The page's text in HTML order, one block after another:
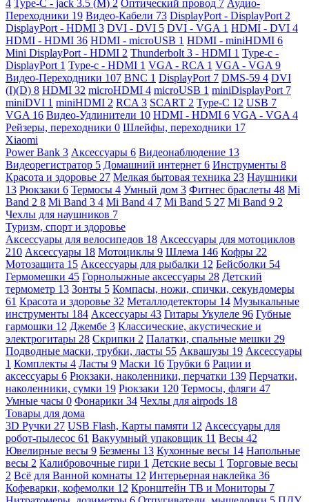
4 Type-C - jack 3.5 (M) 2 Оптический провод 7 Аудио-
Переходники 19 Видео-Кабели 73 DisplayPort - DisplayPort 2
DisplayPort - HDMI 3 DVI - DVI 5 DVI - VGA 1 HDMI - DVI 4
HDMI - HDMI 36 HDMI - microUSB 1 HDMI - miniHDMI 6
Mini DisplayPort - HDMI 2 Thunderbolt 3 - HDMI 1 Type-c -
DisplayPort 1 Type-c - HDMI 1 VGA - RCA 1 VGA - VGA 9
Видео-Переходники 107 BNC 1 DisplayPort 7 DMS-59 4 DVI
(I)(D) 8 HDMI 32 microHDMI 4 microUSB 1 miniDisplayPort 7
miniDVI 1 miniHDMI 2 RCA 3 SCART 2 Type-C 12 USB 7
VGA 16 Видео-Удлинители 10 HDMI - HDMI 6 VGA - VGA 4
Рейзеры, переходники 0 Шлейфы, переходники 17
Xiaomi
Power Bank 3 Аксессуары 6 Видеонаблюдение 13
Видеорегистратор 5 Домашний интернет 6 Инструменты 8
Красота и здоровье 27 Мелкая бытовая техника 23 Наушники
13 Рюкзаки 6 Термосы 4 Умный дом 3 Фитнес браслеты 48 Mi
Band 2 8 Mi Band 3 4 Mi Band 4 7 Mi Band 5 27 Mi Band 9 2
Чехлы для наушников 7
Туризм, спорт и здоровье
Аксессуары для велосипедов 18 Аксессуары для мотоциклов
210 Аксессуары 18 Мотоциклы 9 Шлема 146 Кофры 22
Мотозащита 15 Аксессуары для рыбалки 12 Бейсболки 54
Гермомешки 45 Горнолыжные аксессуары 28 Детский
термометр 13 Зонты 5 Компасы, ножи, спички, секундомеры
61 Красота и здоровье 32 Металлодетекторы 14 Музыкальные
инструменты 184 Аксессуары 43 Гитары Укулеле 96 Губные
гармошки 12 Джембе 3 Классические, акустические и
электрогитары 28 Скрипки 2 Палатки, спальные мешки 29
Подводные маски, трубки, ласты 55 Аквашузы 19 Аксессуары
1 Комплекты 4 Ласты 9 Маски 16 Трубки 6 Рации и
аксессуары 6 Рюкзаки, наколенники, перчатки 139 Перчатки,
наколенники, сумки 19 Рюкзаки 120 Термосы, фляги 47
Умные часы 0 Фонарики 34 Чехлы для airpods 18
Товары для дома
3D Ручки 27 USB Flash, Карты памяти 12 Аксессуары для
робот-пылесос 61 Вакуумный упаковщик 11 Весы 42
Ювелирные весы 9 Безмены 13 Кухонные весы 14 Напольные
весы 2 Калибровочные гири 1 Детские весы 1 Торговые весы
2 Всё для Ванной комнаты 12 Интерьерная наклейка 36
Кофеварки, кофемолки 12 Кронштейн ТВ и Мониторы 7